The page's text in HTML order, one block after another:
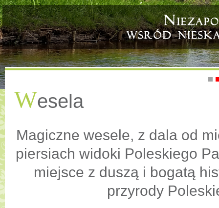
Wesela
Magiczne wesele, z dala od
piersiach widoki Poleskiego
miejsce z duszą i bogatą
przyrody